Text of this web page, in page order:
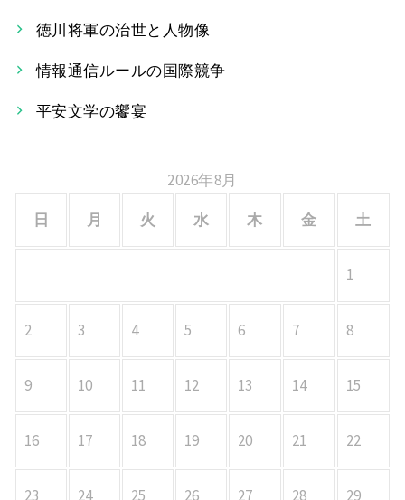
シ
ョ
ン
徳川将軍の治世と人物像
情報通信ルールの国際競争
平安文学の饗宴
2026年8月
日
月 火 水 木 金 土
1
2 3 4 5 6 7 8
9 10 11 12 13 14 15
16 17 18 19 20 21 22
23 24 25 26 27 28 29